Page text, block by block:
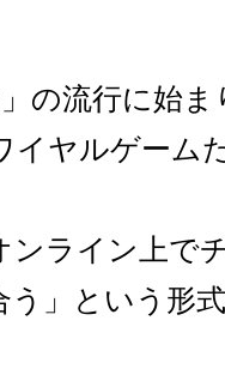
の流行に始ま
イヤルゲーム
ンライン上で
う」という形